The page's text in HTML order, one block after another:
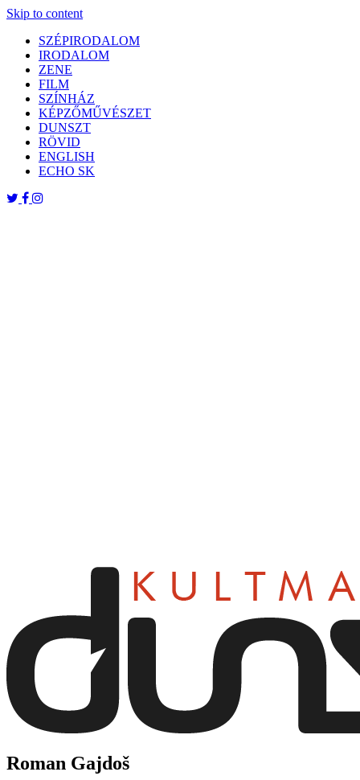
Skip to content
SZÉPIRODALOM
IRODALOM
ZENE
FILM
SZÍNHÁZ
KÉPZŐMŰVÉSZET
DUNSZT
RÖVID
ENGLISH
ECHO SK
dunszt.sk
kultmag
Roman Gajdoš